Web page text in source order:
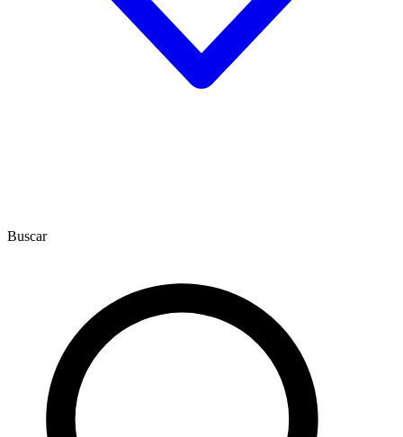
Buscar